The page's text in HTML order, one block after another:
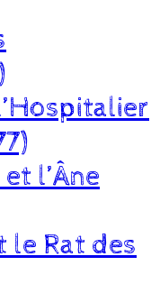
l’Âne
le Rat des